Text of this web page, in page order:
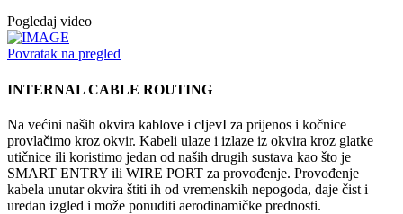
Pogledaj video
Povratak na pregled
INTERNAL CABLE ROUTING
Na većini naših okvira kablove i cIjevI za prijenos i kočnice
provlačimo kroz okvir. Kabeli ulaze i izlaze iz okvira kroz glatke
utičnice ili koristimo jedan od naših drugih sustava kao što je
SMART ENTRY ili WIRE PORT za provođenje. Provođenje
kabela unutar okvira štiti ih od vremenskih nepogoda, daje čist i
uredan izgled i može ponuditi aerodinamičke prednosti.